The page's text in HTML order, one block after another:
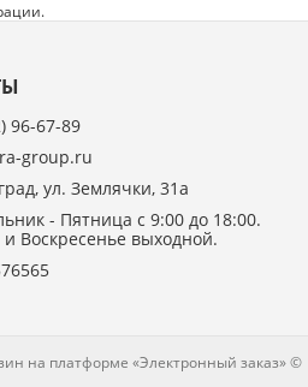
. Как был упакован товар?
Качественный? Какие его плюсы и
оформления отзывов
96-67-89
group.ru
ул. Землячки, 31а
- Пятница с 9:00 до 18:00.
и Воскресенье выходной.
на платформе «Электронный заказ» ©